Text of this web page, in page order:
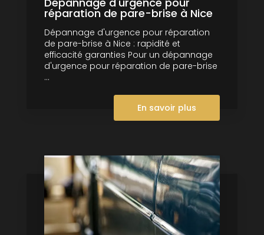
réparation de pare-brise à Nice
Dépannage d'urgence pour réparation
de pare-brise à Nice : rapidité et
efficacité garanties Pour un dépannage
d'urgence pour réparation de pare-brise
...
En savoir plus